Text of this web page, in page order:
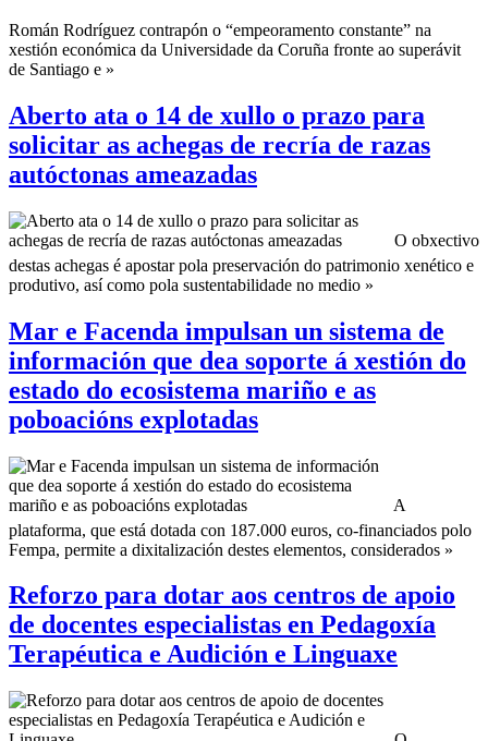
Román Rodríguez contrapón o “empeoramento constante” na
xestión económica da Universidade da Coruña fronte ao superávit
de Santiago e »
Aberto ata o 14 de xullo o prazo para
solicitar as achegas de recría de razas
autóctonas ameazadas
O obxectivo
destas achegas é apostar pola preservación do patrimonio xenético e
produtivo, así como pola sustentabilidade no medio »
Mar e Facenda impulsan un sistema de
información que dea soporte á xestión do
estado do ecosistema mariño e as
poboacións explotadas
A
plataforma, que está dotada con 187.000 euros, co-financiados polo
Fempa, permite a dixitalización destes elementos, considerados »
Reforzo para dotar aos centros de apoio
de docentes especialistas en Pedagoxía
Terapéutica e Audición e Linguaxe